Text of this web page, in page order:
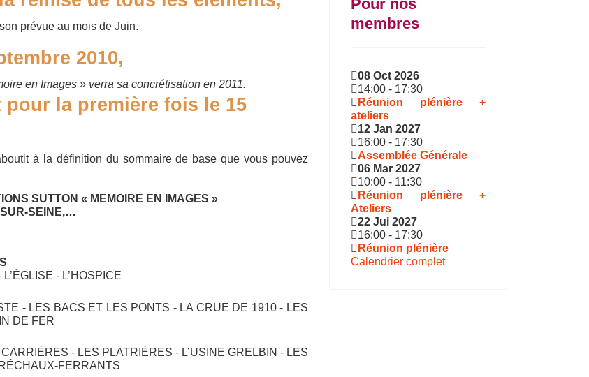
prévue au mois de Juin.
2010,
en Images » verra sa concrétisation en 2011.
la première fois le 15
à la définition du sommaire de base que vous pouvez
SUTTON « MEMOIRE EN IMAGES »
SEINE,…
- L’HOSPICE
- LES BACS ET LES PONTS - LA CRUE DE 1910 - LES
DE FER
- LES PLATRIÈRES - L’USINE GRELBIN - LES
FERRANTS
Pour nos
membres
08 Oct 2026
14:00 - 17:30
Réunion plénière +
ateliers
12 Jan 2027
16:00 - 17:30
Assemblée Générale
06 Mar 2027
10:00 - 11:30
Réunion plénière +
Ateliers
22 Jui 2027
16:00 - 17:30
Réunion plénière
Calendrier complet